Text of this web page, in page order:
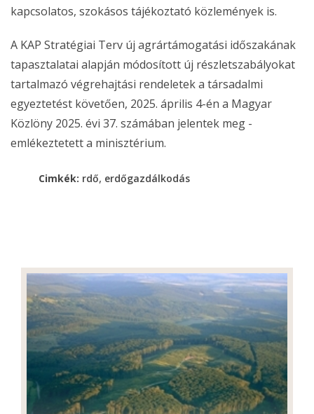
kapcsolatos, szokásos tájékoztató közlemények is.
A KAP Stratégiai Terv új agrártámogatási időszakának
tapasztalatai alapján módosított új részletszabályokat
tartalmazó végrehajtási rendeletek a társadalmi
egyeztetést követően, 2025. április 4-én a Magyar
Közlöny 2025. évi 37. számában jelentek meg -
emlékeztetett a minisztérium.
Cimkék: rdő, erdőgazdálkodás